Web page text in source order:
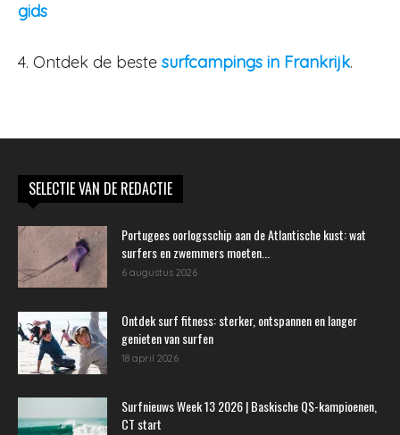
gids
4. Ontdek de beste surfcampings in Frankrijk.
SELECTIE VAN DE REDACTIE
Portugees oorlogsschip aan de Atlantische kust: wat
surfers en zwemmers moeten...
6 augustus 2026
Ontdek surf fitness: sterker, ontspannen en langer
genieten van surfen
18 april 2026
Surfnieuws Week 13 2026 | Baskische QS-kampioenen,
CT start